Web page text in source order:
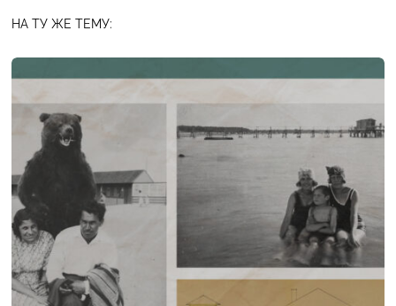
НА ТУ ЖЕ ТЕМУ: